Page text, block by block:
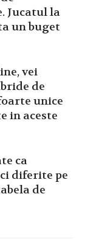
Jucatul la
un buget
vei
de
unice
in aceste
ca
diferite pe
de